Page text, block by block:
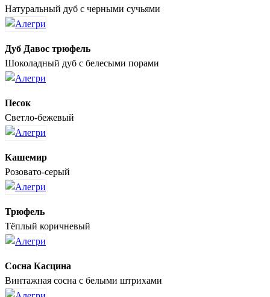
Натуральный дуб с черными сучьями
Дуб Давос трюфель
Шоколадный дуб с белесыми порами
Песок
Светло-бежевый
Кашемир
Розовато-серый
Трюфель
Тёплый коричневый
Сосна Касцина
Винтажная сосна с белыми штрихами